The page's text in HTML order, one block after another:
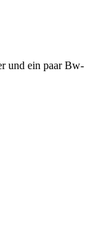
und ein paar Bw-